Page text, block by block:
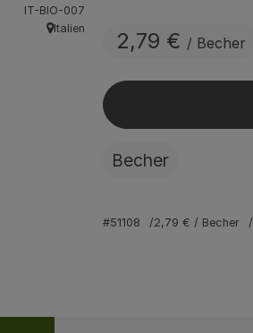
2,79 € / Becher
, Kontrollstelle:
IT-BIO-007
, Herkunft:
Italien
Becher
#51108 2,79 € / Becher
Rezepte